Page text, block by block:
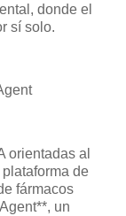
donde el
sí solo.
orientadas al
de
fármacos
un